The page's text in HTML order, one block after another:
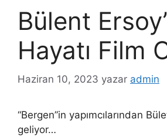
Bülent
Hayatı Film
Haziran 10, 2023 yazar admin
“Bergen”in yapımcılarından
geliyor…